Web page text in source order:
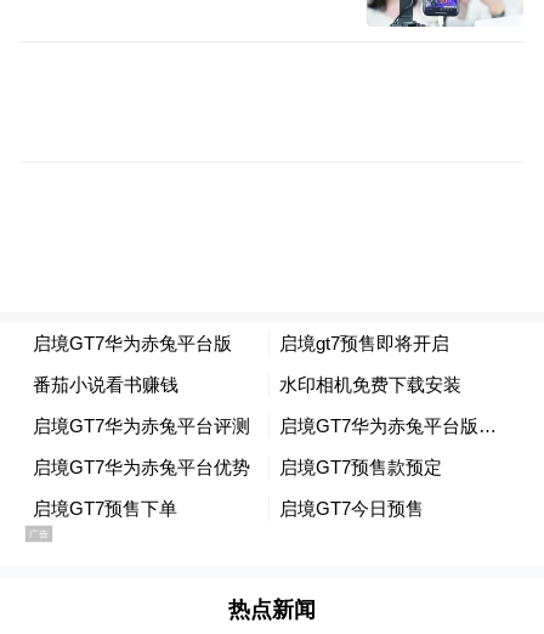
权体验中心”及“启境用户中心”双渠道，覆盖
全国70个城市共300家门店，预计6月底全部
启用。此外，发布会上启境汽车还公布了首
款大五座SUV命名——启境GX7，未来将形
成双车产品矩阵。
热点新闻